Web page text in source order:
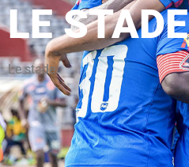
LE STADE
Le stade